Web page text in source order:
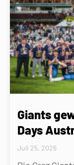
Giants
Days
Juli 25, 2026